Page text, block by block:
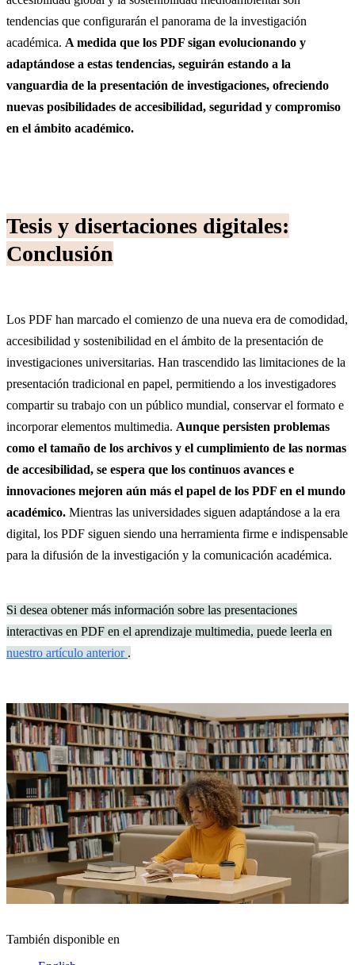
tendencias que configurarán el panorama de la investigación
académica. A medida que los PDF sigan evolucionando y
adaptándose a estas tendencias, seguirán estando a la
vanguardia de la presentación de investigaciones, ofreciendo
nuevas posibilidades de accesibilidad, seguridad y compromiso
en el ámbito académico.
Tesis y disertaciones digitales:
Conclusión
Los PDF han marcado el comienzo de una nueva era de comodidad,
accesibilidad y sostenibilidad en el ámbito de la presentación de
investigaciones universitarias. Han trascendido las limitaciones de la
presentación tradicional en papel, permitiendo a los investigadores
compartir su trabajo con un público mundial, conservar el formato e
incorporar elementos multimedia. Aunque persisten problemas
como el tamaño de los archivos y el cumplimiento de las normas
de accesibilidad, se espera que los continuos avances e
innovaciones mejoren aún más el papel de los PDF en el mundo
académico. Mientras las universidades siguen adaptándose a la era
digital, los PDF siguen siendo una herramienta firme e indispensable
para la difusión de la investigación y la comunicación académica.
Si desea obtener más información sobre las presentaciones
interactivas en PDF en el aprendizaje multimedia, puede leerla en
nuestro artículo anterior .
También disponible en